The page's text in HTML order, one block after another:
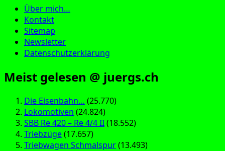
Über mich…
Kontakt
Sitemap
Newsletter
Datenschutzerklärung
Meist gelesen @ juergs.ch
Die Eisenbahn… (25.770)
Lokomotiven (24.824)
SBB Re 420 – Re 4/4 II(18.552)
Triebzüge(17.657)
Triebwagen Schmalspur(13.493)